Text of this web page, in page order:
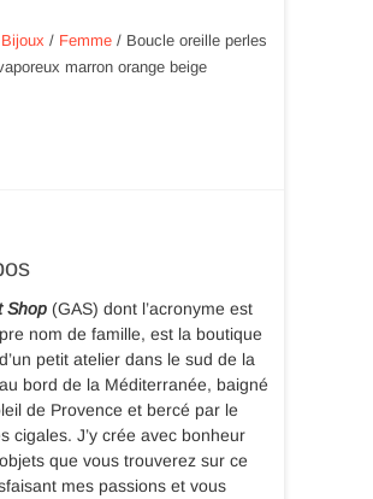
Bijoux / Femme / Boucle oreille perles
marron orange beige
Shop (GAS) dont l’acronyme est
nom de famille, est la boutique
petit atelier dans le sud de la
bord de la Méditerranée, baigné
de Provence et bercé par le
cigales. J’y crée avec bonheur
que vous trouverez sur ce
mes passions et vous